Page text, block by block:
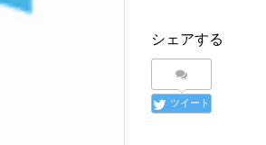
シェアする
ツイート